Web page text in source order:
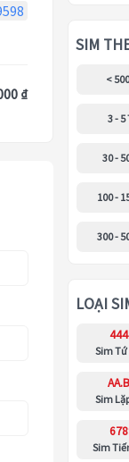
₫
SIM
<
3 - 5
30 -
100 -
300 -
LOẠI
Sim
Sim
Sim